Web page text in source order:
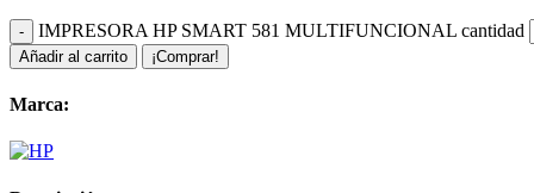
IMPRESORA HP SMART 581 MULTIFUNCIONAL cantidad
Añadir al carrito ¡Comprar!
Marca: